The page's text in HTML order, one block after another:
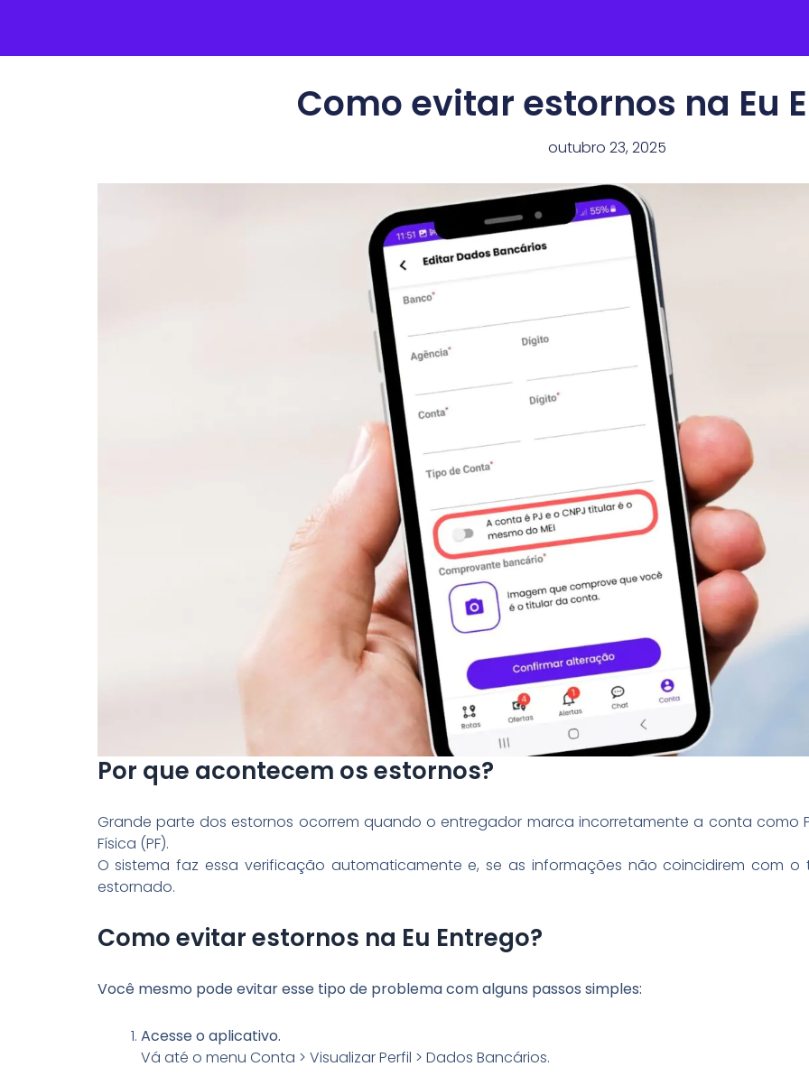
Como evitar estornos na Eu
outubro 23, 2025
Por que acontecem os estornos?
Grande parte dos estornos ocorrem quando o entregador marca incorretamente a conta como
Física (PF).
O sistema faz essa verificação automaticamente e, se as informações não coincidirem com
estornado.
Como evitar estornos na Eu Entrego?
Você mesmo pode evitar esse tipo de problema com alguns passos simples:
Acesse o aplicativo.
Vá até o menu Conta > Visualizar Perfil > Dados Bancários.